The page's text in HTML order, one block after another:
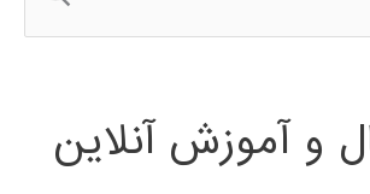
و آموزش آنلاین